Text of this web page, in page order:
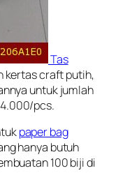
Tas
kertas craft putih,
untuk jumlah
pcs.
paper bag
hanya butuh
100 biji di